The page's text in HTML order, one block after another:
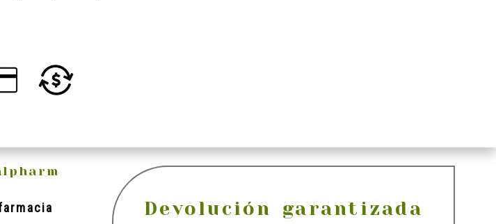
Devolución garantizada